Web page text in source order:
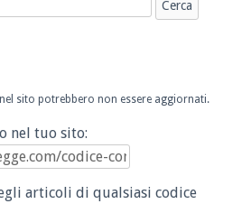
sito potrebbero non essere aggiornati.
nel tuo sito:
articoli di qualsiasi codice